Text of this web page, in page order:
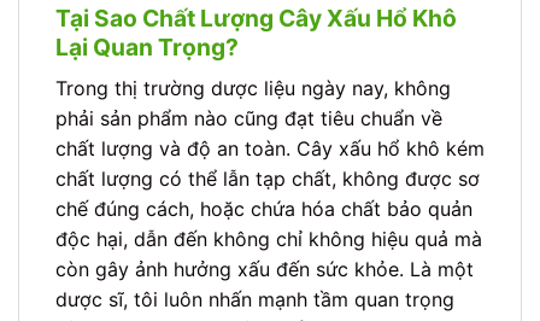
Tại Sao Chất Lượng Cây Xấu Hổ Khô
Lại Quan Trọng?
Trong thị trường dược liệu ngày nay, không
phải sản phẩm nào cũng đạt tiêu chuẩn về
chất lượng và độ an toàn. Cây xấu hổ khô kém
chất lượng có thể lẫn tạp chất, không được sơ
chế đúng cách, hoặc chứa hóa chất bảo quản
độc hại, dẫn đến không chỉ không hiệu quả mà
còn gây ảnh hưởng xấu đến sức khỏe. Là một
dược sĩ, tôi luôn nhấn mạnh tầm quan trọng